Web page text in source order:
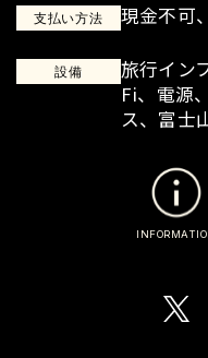
支払い方法 現金不可
設備
旅行イン
Fi、電源
ス、富士